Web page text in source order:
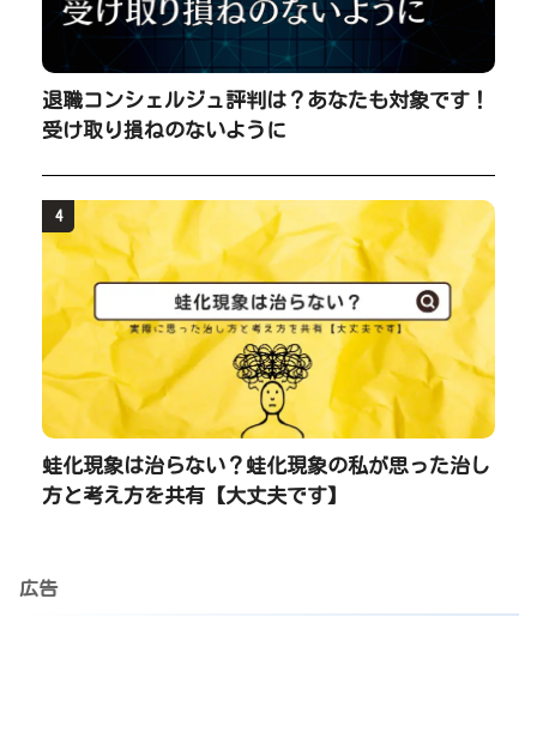
退職コンシェルジュ評判は？あなたも対象です！
受け取り損ねのないように
4
蛙化現象は治らない？蛙化現象の私が思った治し
方と考え方を共有【大丈夫です】
広告